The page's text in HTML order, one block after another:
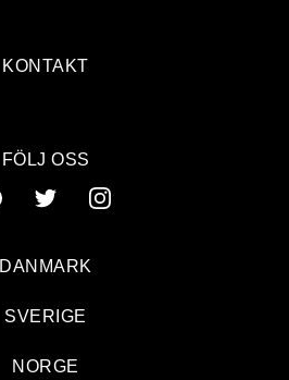
KONTAKT
FÖLJ OSS
DANMARK
SVERIGE
NORGE